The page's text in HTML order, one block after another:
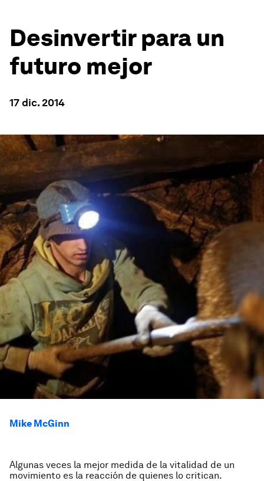
Desinvertir para un
futuro mejor
17 dic. 2014
Mike McGinn
Algunas veces la mejor medida de la vitalidad de un
movimiento es la reacción de quienes lo critican.